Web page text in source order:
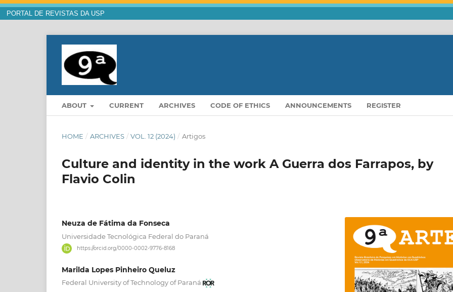
PORTAL DE REVISTAS DA USP
ABOUT CURRENT ARCHIVES CODE OF ETHICS ANNOUNCEMENTS REGISTER
HOME / ARCHIVES / VOL. 12 (2024) / Artigos
Culture and identity in the work A Guerra dos Farrapos, by
Flavio Colin
Neuza de Fátima da Fonseca
Universidade Tecnológica Federal do Paraná
https://orcid.org/0000-0002-9776-8168
Marilda Lopes Pinheiro Queluz
Federal University of Technology of Paraná